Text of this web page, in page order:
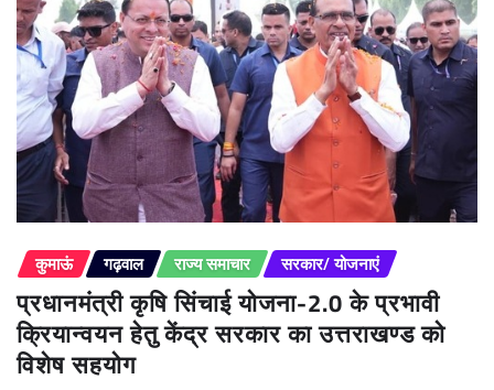
कुमाऊं गढ़वाल राज्य समाचार सरकार/ योजनाएं
प्रधानमंत्री कृषि सिंचाई योजना-2.0 के प्रभावी
क्रियान्वयन हेतु केंद्र सरकार का उत्तराखण्ड को
विशेष सहयोग